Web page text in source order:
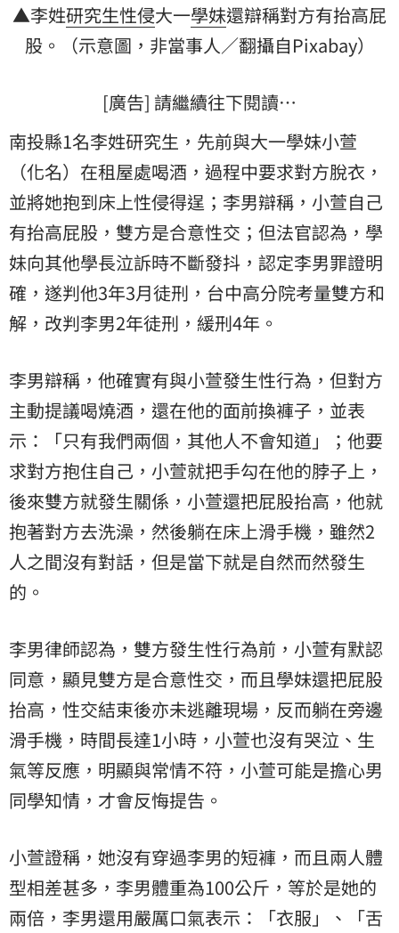
▲李姓研究生性侵大一學妹還辯稱對方有抬高屁
股。（示意圖，非當事人／翻攝自Pixabay）
[廣告] 請繼續往下閱讀…
南投縣1名李姓研究生，先前與大一學妹小萱
（化名）在租屋處喝酒，過程中要求對方脫衣，
並將她抱到床上性侵得逞；李男辯稱，小萱自己
有抬高屁股，雙方是合意性交；但法官認為，學
妹向其他學長泣訴時不斷發抖，認定李男罪證明
確，遂判他3年3月徒刑，台中高分院考量雙方和
解，改判李男2年徒刑，緩刑4年。
李男辯稱，他確實有與小萱發生性行為，但對方
主動提議喝燒酒，還在他的面前換褲子，並表
示：「只有我們兩個，其他人不會知道」；他要
求對方抱住自己，小萱就把手勾在他的脖子上，
後來雙方就發生關係，小萱還把屁股抬高，他就
抱著對方去洗澡，然後躺在床上滑手機，雖然2
人之間沒有對話，但是當下就是自然而然發生
的。
李男律師認為，雙方發生性行為前，小萱有默認
同意，顯見雙方是合意性交，而且學妹還把屁股
抬高，性交結束後亦未逃離現場，反而躺在旁邊
滑手機，時間長達1小時，小萱也沒有哭泣、生
氣等反應，明顯與常情不符，小萱可能是擔心男
同學知情，才會反悔提告。
小萱證稱，她沒有穿過李男的短褲，而且兩人體
型相差甚多，李男體重為100公斤，等於是她的
兩倍，李男還用嚴厲口氣表示：「衣服」、「舌